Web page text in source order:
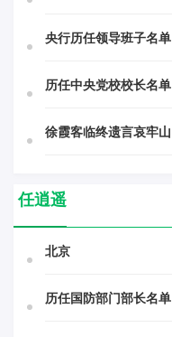
央行历任领导班子名单
历任中央党校校长名单
徐霞客临终遗言哀牢山
任逍遥
北京
历任国防部门部长名单